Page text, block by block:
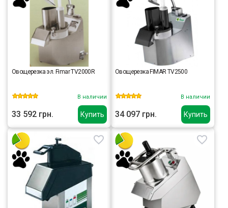
Купить
Овощерезка эл. Fimar TV2000R
В наличии
33 592 грн. Купить
Овощерезка FIMAR TV2500
В наличии
34 097 грн.